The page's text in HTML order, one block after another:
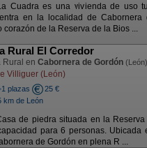
Cuadra es una vivienda de uso
en la localidad de Cabornera
corazón de la Reserva de la Bios ...
Rural El Corredor
Rural en Cabornera de Gordón (León)
Villiguer (León)
plazas
25 €
km de León
de piedra situada en la
para 6 personas. Ubicada
de Gordón en plena R ...